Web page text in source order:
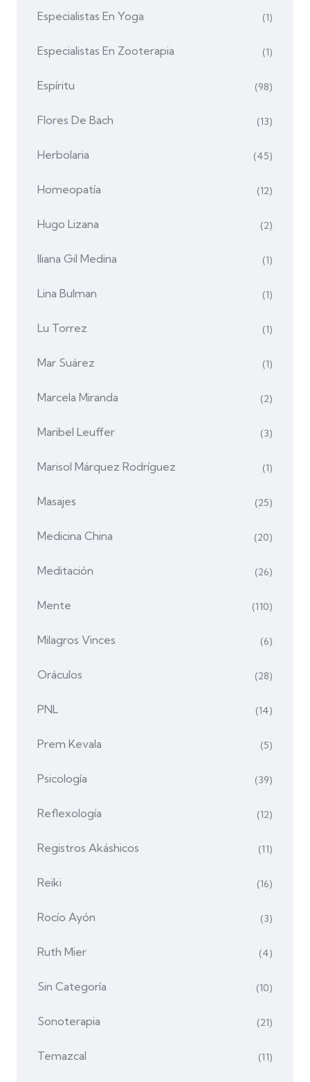
Especialistas En Yoga (1)
Especialistas En Zooterapia (1)
Espíritu (98)
Flores De Bach (13)
Herbolaria (45)
Homeopatía (12)
Hugo Lizana (2)
Iliana Gil Medina (1)
Lina Bulman (1)
Lu Torrez (1)
Mar Suárez (1)
Marcela Miranda (2)
Maribel Leuffer (3)
Marisol Márquez Rodríguez (1)
Masajes (25)
Medicina China (20)
Meditación (26)
Mente (110)
Milagros Vinces (6)
Oráculos (28)
PNL (14)
Prem Kevala (5)
Psicología (39)
Reflexología (12)
Registros Akáshicos (11)
Reiki (16)
Rocío Ayón (3)
Ruth Mier (4)
Sin Categoría (10)
Sonoterapia (21)
Temazcal (11)